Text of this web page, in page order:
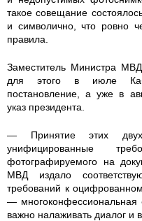
y
r
a
m
e
y
r
a
m
e
8
j
p
g
4
j
p
g
y
r
a
m
e
такое совещание
и символично, что ровно
правила.
Заместитель Министра
для этого в июле
постановление, а уже в
указ президента.
— Принятие этих двух
унифицированные
фотографируемого на
МВД издало
требований к
— многоконфессиональная
важно налаживать диалог